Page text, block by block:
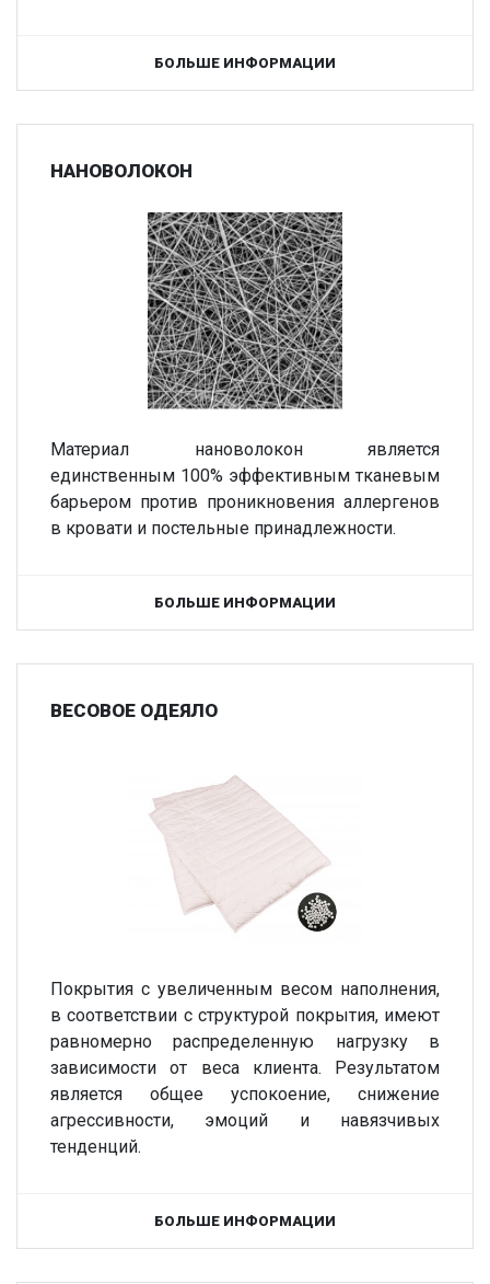
БОЛЬШЕ ИНФОРМАЦИИ
НАНОВОЛОКОН
Материал нановолокон является
единственным 100% эффективным тканевым
барьером против проникновения аллергенов
в кровати и постельные принадлежности.
БОЛЬШЕ ИНФОРМАЦИИ
ВЕСОВОЕ ОДЕЯЛО
Покрытия с увеличенным весом наполнения,
в соответствии с структурой покрытия, имеют
равномерно распределенную нагрузку в
зависимости от веса клиента. Результатом
является общее успокоение, снижение
агрессивности, эмоций и навязчивых
тенденций.
БОЛЬШЕ ИНФОРМАЦИИ